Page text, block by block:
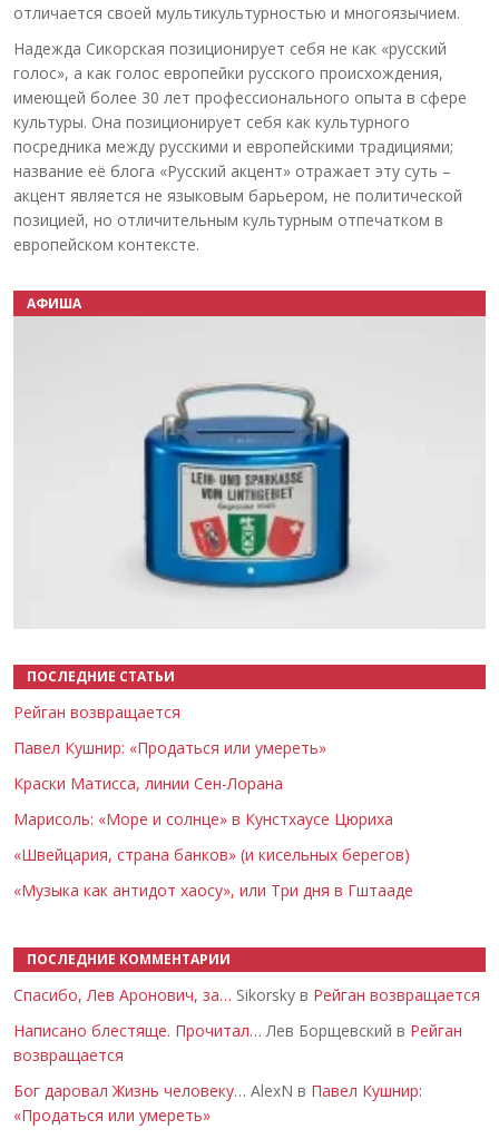
отличается своей мультикультурностью и многоязычием.
Надежда Сикорская позиционирует себя не как «русский
голос», а как голос европейки русского происхождения,
имеющей более 30 лет профессионального опыта в сфере
культуры. Она позиционирует себя как культурного
посредника между русскими и европейскими традициями;
название её блога «Русский акцент» отражает эту суть –
акцент является не языковым барьером, не политической
позицией, но отличительным культурным отпечатком в
европейском контексте.
АФИША
ПОСЛЕДНИЕ СТАТЬИ
Рейган возвращается
Павел Кушнир: «Продаться или умереть»
Краски Матисса, линии Сен-Лорана
Марисоль: «Море и солнце» в Кунстхаусе Цюриха
«Швейцария, страна банков» (и кисельных берегов)
«Музыка как антидот хаосу», или Три дня в Гштааде
ПОСЛЕДНИЕ КОММЕНТАРИИ
Спасибо, Лев Аронович, за… Sikorsky в Рейган возвращается
Написано блестяще. Прочитал… Лев Борщевский в Рейган
возвращается
Бог даровал Жизнь человеку… AlexN в Павел Кушнир:
«Продаться или умереть»